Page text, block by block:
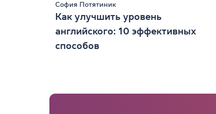
София Потятиник
Как улучшить уровень
английского: 10 эффективных
способов